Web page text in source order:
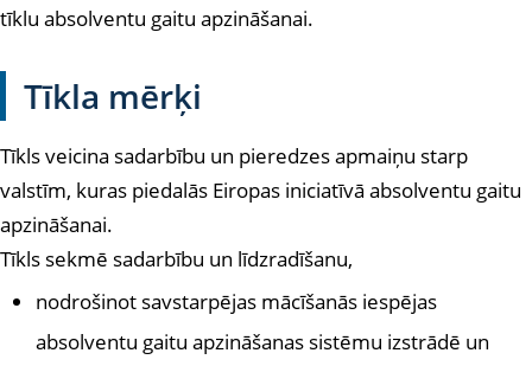
tīklu absolventu gaitu apzināšanai.
Tīkla mērķi
Tīkls veicina sadarbību un pieredzes apmaiņu starp
valstīm, kuras piedalās Eiropas iniciatīvā absolventu gaitu
apzināšanai.
Tīkls sekmē sadarbību un līdzradīšanu,
nodrošinot savstarpējas mācīšanās iespējas
absolventu gaitu apzināšanas sistēmu izstrādē un